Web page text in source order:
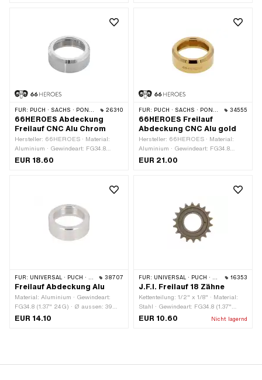
FÜR: PUCH · SACHS · PONY / CILO (BETA 521 & 512) 26310
66HEROES Abdeckung
Freilauf CNC Alu Chrom
Hersteller: 66HEROES · Material:
Aluminium · Gewindeart: FG34.8
(1.37" 24G) · Ø aussen: 39 mm ·
EUR 18.60
FÜR: PUCH · SACHS · PONY / CILO (BETA 521 & 512) 34555
66HEROES Freilauf
Abdeckung CNC Alu gold
Hersteller: 66HEROES · Material:
Aluminium · Gewindeart: FG34.8
(1.37" 24G) · Ø aussen: 39 mm ·
EUR 21.00
FÜR: UNIVERSAL · PUCH · SACHS · PONY / CILO (BETA 521 & 512) 38707
Freilauf Abdeckung Alu
Material: Aluminium · Gewindeart:
FG34.8 (1.37" 24G) · Ø aussen: 39
mm · Höhe: 14 mm · Gewindetiefe: 12.5
EUR 14.10
FÜR: UNIVERSAL · PUCH · SACHS · PIAGGIO 16353
J.F.I. Freilauf 18 Zähne
Kettenteilung: 1/2" x 1/8" · Material:
Stahl · Gewindeart: FG34.8 (1.37"
24G) · Oberfläche: gehärtet · Anzahl
EUR 10.60 Nicht lagernd